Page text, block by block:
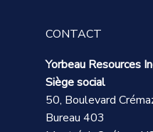
CONTACT
Yorbeau Resources
Siège social
50, Boulevard
Bureau 403